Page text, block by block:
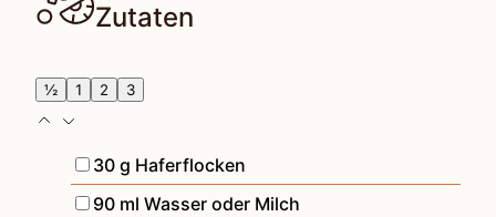
Zutaten
½ 1 2 3
▢
30 g Haferflocken
▢
90 ml Wasser oder Milch